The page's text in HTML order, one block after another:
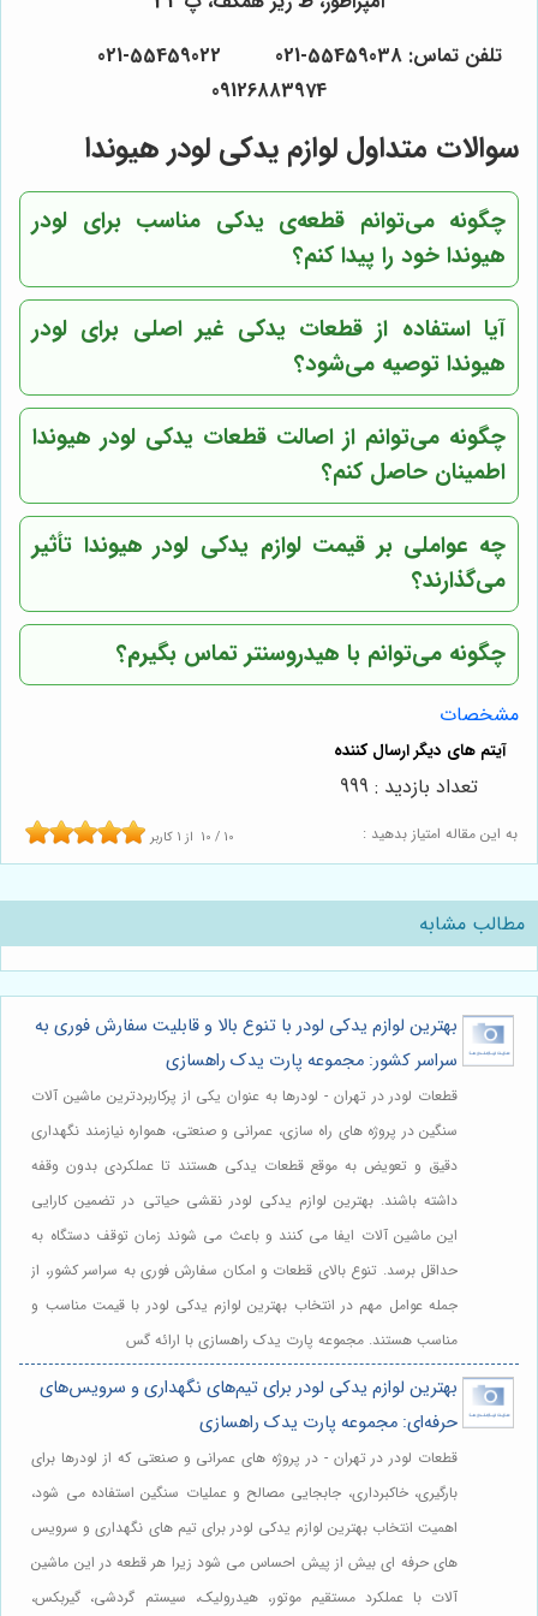
09126883974
سوالات متداول لوازم یدکی لودر هیوندا
چگونه می‌توانم قطعه‌ی یدکی مناسب برای لودر
هیوندا خود را پیدا کنم؟
آیا استفاده از قطعات یدکی غیر اصلی برای لودر
هیوندا توصیه می‌شود؟
چگونه می‌توانم از اصالت قطعات یدکی لودر هیوندا
اطمینان حاصل کنم؟
چه عواملی بر قیمت لوازم یدکی لودر هیوندا تأثیر
می‌گذارند؟
چگونه می‌توانم با هیدروسنترتماس بگیرم؟
مشخصات
به این مقاله امتیاز بدهید : 10 / 10 از 1 کاربر
تعداد بازدید : 999
مطالب مشابه
بهترین لوازم یدکی لودر با تنوع بالا و قابلیت سفارش فوری به
سراسر کشور: مجموعه پارت یدک راهسازی
قطعات لودر در تهران - لودرها به عنوان یکی از پرکاربردترین ماشین آلات
سنگین در پروژه های راه سازی، عمرانی و صنعتی، همواره نیازمند نگهداری
دقیق و تعویض به موقع قطعات یدکی هستند تا عملکردی بدون وقفه
داشته باشند. بهترین لوازم یدکی لودر نقشی حیاتی در تضمین کارایی
این ماشین آلات ایفا می کنند و باعث می شوند زمان توقف دستگاه به
حداقل برسد. تنوع بالای قطعات و امکان سفارش فوری به سراسر کشور، از
جمله عوامل مهم در انتخاب بهترین لوازم یدکی لودر با قیمت مناسب و
مناسب هستند. مجموعه پارت یدک راهسازی با ارائه گس
بهترین لوازم یدکی لودر برای تیم‌های نگهداری و سرویس‌های
حرفه‌ای: مجموعه پارت یدک راهسازی
قطعات لودر در تهران - در پروژه های عمرانی و صنعتی که از لودرها برای
بارگیری، خاکبرداری، جابجایی مصالح و عملیات سنگین استفاده می شود،
اهمیت انتخاب بهترین لوازم یدکی لودر برای تیم های نگهداری و سرویس
های حرفه ای بیش از پیش احساس می شود زیرا هر قطعه در این ماشین
آلات با عملکرد مستقیم موتور، هیدرولیک، سیستم گردشی، گیربکس،